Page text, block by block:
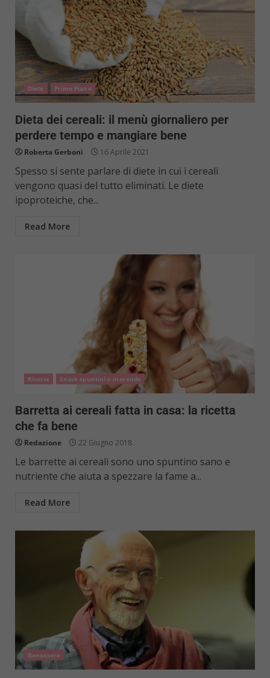
Diete Primo Piano
Dieta dei cereali: il menù giornaliero per
perdere tempo e mangiare bene
Roberta Gerboni 16 Aprile 2021
Spesso si sente parlare di diete in cui i cereali
vengono quasi del tutto eliminati. Le diete
ipoproteiche, che...
Read More
Ricette Snack spuntini e merende
Barretta ai cereali fatta in casa: la ricetta
che fa bene
Redazione 22 Giugno 2018
Le barrette ai cereali sono uno spuntino sano e
nutriente che aiuta a spezzare la fame a...
Read More
Benessere